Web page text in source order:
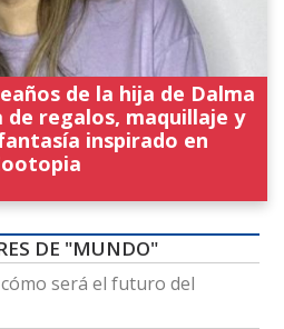
de la hija de Dalma
regalos, maquillaje y
inspirado en
DE "MUNDO"
será el futuro del